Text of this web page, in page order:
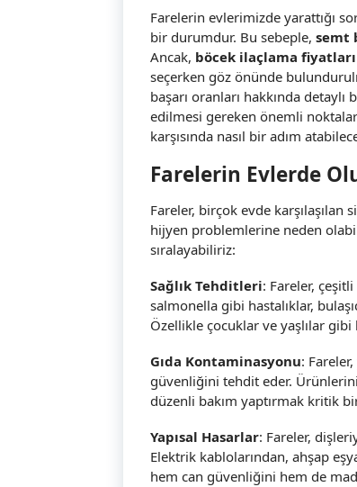
Farelerin evlerimizde yarattığı
bir durumdur. Bu sebeple, semt
Ancak, böcek ilaçlama fiyatları
seçerken göz önünde
başarı oranları hakkında detaylı
edilmesi gereken önemli
karşısında nasıl bir adım
Farelerin Evlerde
Fareler, birçok evde
hijyen problemlerine neden
sıralayabiliriz:
Sağlık Tehditleri: Fareler, çeşitli
salmonella gibi hastalıklar,
Özellikle çocuklar ve yaşlılar gibi
Gıda Kontaminasyonu:
güvenliğini tehdit eder.
düzenli bakım yaptırmak kritik
Yapısal Hasarlar: Fareler,
Elektrik kablolarından, ahşap
hem can güvenliğini hem de